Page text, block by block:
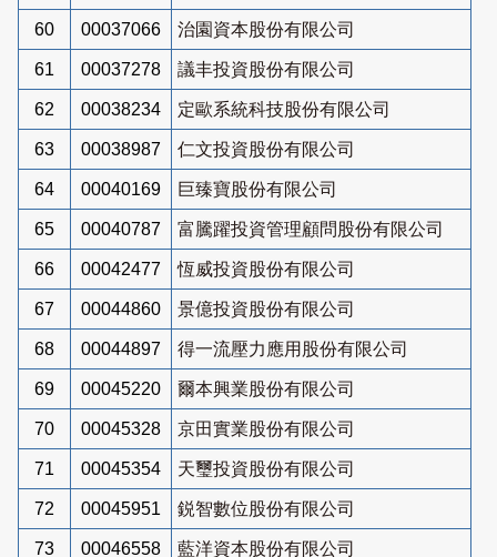
60 00037066 治園資本股份有限公司
61 00037278 議丰投資股份有限公司
62 00038234 定歐系統科技股份有限公司
63 00038987 仁文投資股份有限公司
64 00040169 巨臻寶股份有限公司
65 00040787 富騰躍投資管理顧問股份有限公司
66 00042477 恆威投資股份有限公司
67 00044860 景億投資股份有限公司
68 00044897 得一流壓力應用股份有限公司
69 00045220 爾本興業股份有限公司
70 00045328 京田實業股份有限公司
71 00045354 天璽投資股份有限公司
72 00045951 鋭智數位股份有限公司
73 00046558 藍洋資本股份有限公司